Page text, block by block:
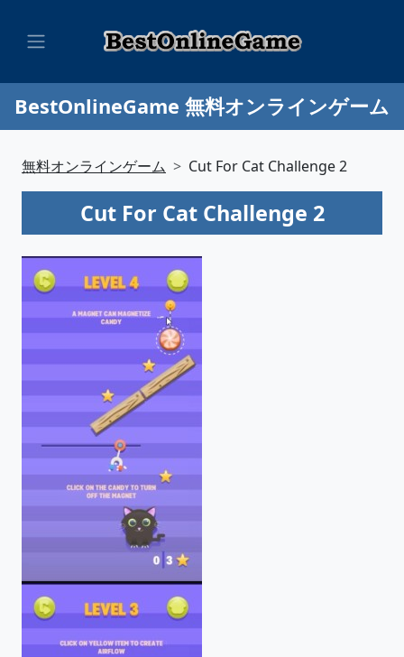
BestOnlineGame 無料オンラインゲーム
無料オンラインゲーム Cut For Cat Challenge 2
Cut For Cat Challenge 2